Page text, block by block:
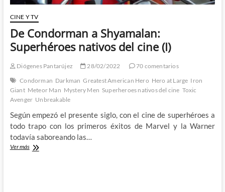
CINE Y TV
De Condorman a Shyamalan:
Superhéroes nativos del cine (I)
Diógenes Pantarújez 28/02/2022
70 comentarios
Condorman Darkman Greatest American Hero Hero at Large Iron
Giant Meteor Man Mystery Men Superheroes nativos del cine Toxic
Avenger Unbreakable
Según empezó el presente siglo, con el cine de superhéroes a
todo trapo con los primeros éxitos de Marvel y la Warner
todavía saboreando las…
Ver másDe